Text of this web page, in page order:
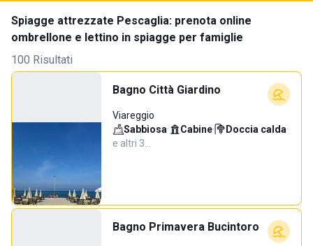
Spiagge attrezzate Pescaglia: prenota online
ombrellone e lettino in spiagge per famiglie
100 Risultati
Bagno Città Giardino
Viareggio
Sabbiosa· Cabine· Doccia calda·
e altri 3…
Bagno Primavera Bucintoro